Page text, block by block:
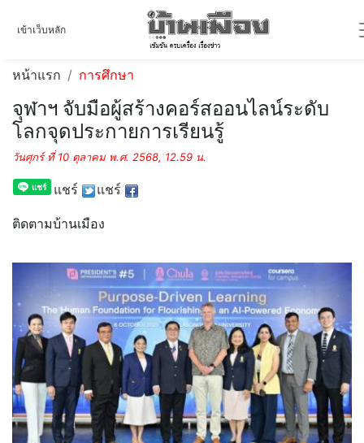
เข้าเว็บหลัก
หน้าแรก การศึกษา
จุฬาฯ จับมือผู้สร้างคอร์สออนไลน์ระดับ
โลกจุดประกายการเรียนรู้
วันศุกร์ ที่ 10 ตุลาคม พ.ศ. 2568, 12.59 น.
แชร์ แชร์
ติดตามบ้านเมือง